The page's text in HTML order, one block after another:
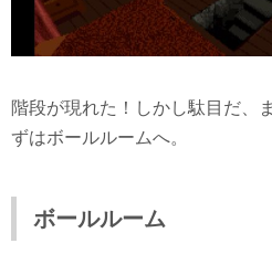
階段が現れた！しかし駄目だ、
ずはボールルームへ。
ボールルーム